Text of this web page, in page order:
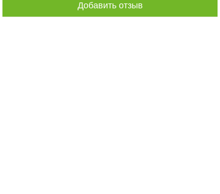
Добавить отзыв